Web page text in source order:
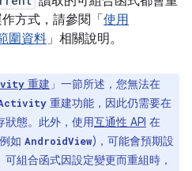
方式，請參閱「 使用
圍資料」相關說明。
重建 」一節所述，您無法在
重建功能，因此仍需要在
狀態。此外，使用互通性 API 在
如 AndroidView)，可能會預期設
可組合函式因設定變更而重組時，